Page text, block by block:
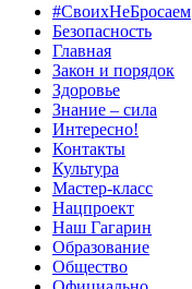
#СвоихНеБросаем
Безопасность
Главная
Закон и порядок
Здоровье
Знание – сила
Интересно!
Контакты
Культура
Мастер-класс
Нацпроект
Наш Гагарин
Образование
Общество